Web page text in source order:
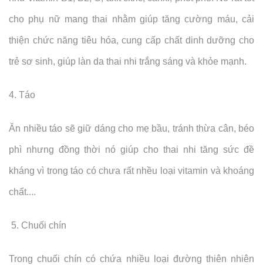
cho phụ nữ mang thai nhằm giúp tăng cường máu, cải
thiện chức năng tiêu hóa, cung cấp chất dinh dưỡng cho
trẻ sơ sinh, giúp làn da thai nhi trắng sáng và khỏe mạnh.
4. Táo
Ăn nhiều táo sẽ giữ dáng cho mẹ bầu, tránh thừa cân, béo
phì nhưng đồng thời nó giúp cho thai nhi tăng sức đề
kháng vì trong táo có chưa rất nhều loại vitamin và khoáng
chất....
5. Chuối chín
Trong chuối chín có chứa nhiều loại đường thiên nhiên